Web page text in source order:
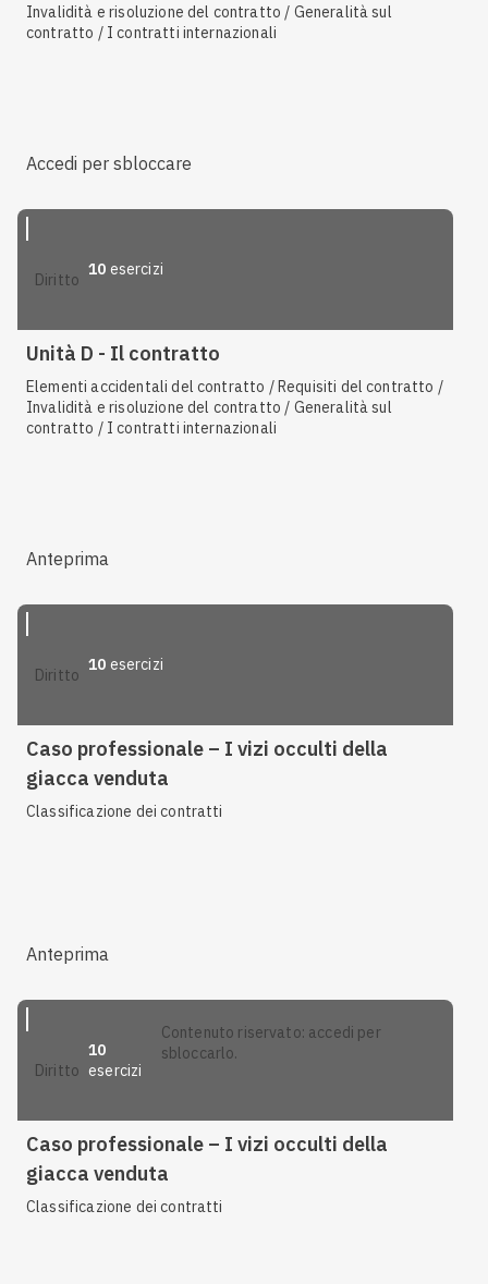
Invalidità e risoluzione del contratto / Generalità sul
contratto / I contratti internazionali
Accedi per sbloccare
diritto
10 esercizi
Unità D - Il contratto
Elementi accidentali del contratto / Requisiti del contratto /
Invalidità e risoluzione del contratto / Generalità sul
contratto / I contratti internazionali
Anteprima
diritto
10 esercizi
Caso professionale – I vizi occulti della
giacca venduta
Classificazione dei contratti
Anteprima
diritto
10
esercizi
contenuto riservato: accedi per
sbloccarlo.
Caso professionale – I vizi occulti della
giacca venduta
Classificazione dei contratti